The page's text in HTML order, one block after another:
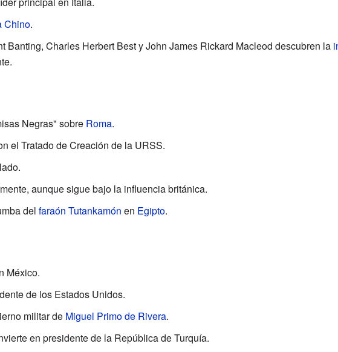
Chino.
Banting, Charles Herbert Best y John James Rickard Macleod descubren la
Negras" sobre Roma.
el Tratado de Creación de la URSS.
aunque sigue bajo la influencia británica.
del faraón Tutankamón en Egipto.
México.
de los Estados Unidos.
militar de Miguel Primo de Rivera.
en presidente de la República de Turquía.